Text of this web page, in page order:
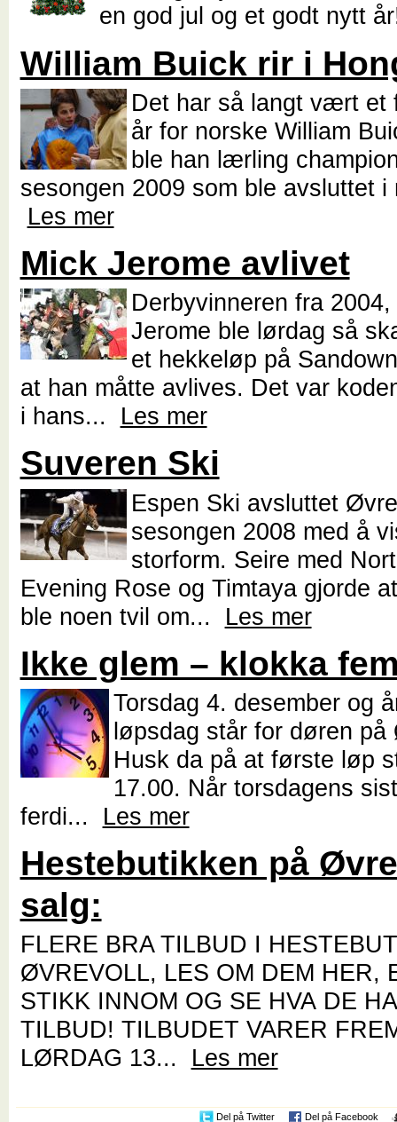
en god jul og et godt nytt
William Buick rir i
Det har så langt vært et
år for norske William
ble han lærling
sesongen 2009 som ble avsluttet i
Les mer
Mick Jerome avlivet
Derbyvinneren fra 2004,
Jerome ble lørdag så
et hekkeløp på
at han måtte avlives. Det var
i hans... Les mer
Suveren Ski
Espen Ski avsluttet
sesongen 2008 med å
storform. Seire med
Evening Rose og Timtaya gjorde
ble noen tvil om... Les mer
Ikke glem – klokka
Torsdag 4. desember og
løpsdag står for døren på
Husk da på at første løp
17.00. Når torsdagens
ferdi... Les mer
Hestebutikken på
salg:
FLERE BRA TILBUD I
ØVREVOLL, LES OM DEM HER,
STIKK INNOM OG SE HVA DE
TILBUD! TILBUDET VARER
LØRDAG 13... Les mer
Del på Twitter Del på Facebook